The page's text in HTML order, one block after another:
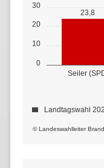
0
10
20
30
Seiler
23,8
© Landeswahlleiter
Landtagswahl